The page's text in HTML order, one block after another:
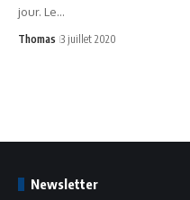
jour. Le…
Thomas 3 juillet 2020
Newsletter